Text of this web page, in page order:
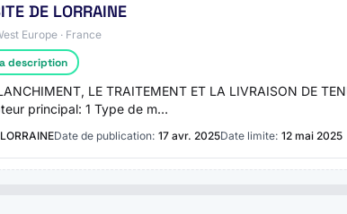
DE LORRAINE
Europe · France
description
LE TRAITEMENT ET LA LIVRAISON DE
principal: 1 Type de m…
Date de publication: 17 avr. 2025Date limite: 12 mai 2025